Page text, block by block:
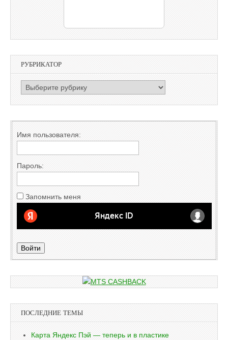
РУБРИКАТОР
РУБРИКАТОР
Имя пользователя:
Пароль:
Запомнить меня
Войти
ПОСЛЕДНИЕ ТЕМЫ
Карта Яндекс Пэй — теперь и в пластике